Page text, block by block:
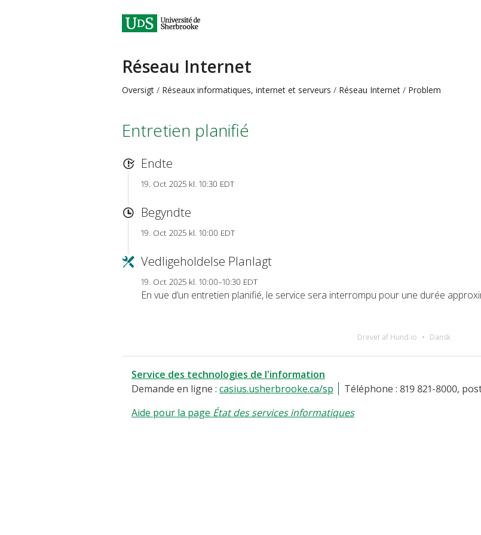
Réseau Internet
Oversigt Réseaux informatiques, internet et serveurs Réseau Internet Problem
Entretien planifié
Endte
19. Oct 2025 kl. 10:30 EDT
Begyndte
19. Oct 2025 kl. 10:00 EDT
Vedligeholdelse Planlagt
19. Oct 2025 kl. 10:00–10:30 EDT
En vue d’un entretien planifié, le service sera interrompu pour une durée
Drevet af Hund.io Dansk
Service des technologies de l'information
Demande en ligne : casius.usherbrooke.ca/sp
Téléphone : 819 821-8000,
Aide pour la page État des services informatiques